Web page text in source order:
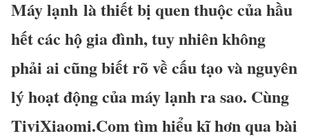
Máy lạnh là thiết bị quen thuộc của hầu
hết các hộ gia đình, tuy nhiên không
phải ai cũng biết rõ về cấu tạo và nguyên
lý hoạt động của máy lạnh ra sao. Cùng
TiviXiaomi.Comtìm hiểu kĩ hơn qua bài